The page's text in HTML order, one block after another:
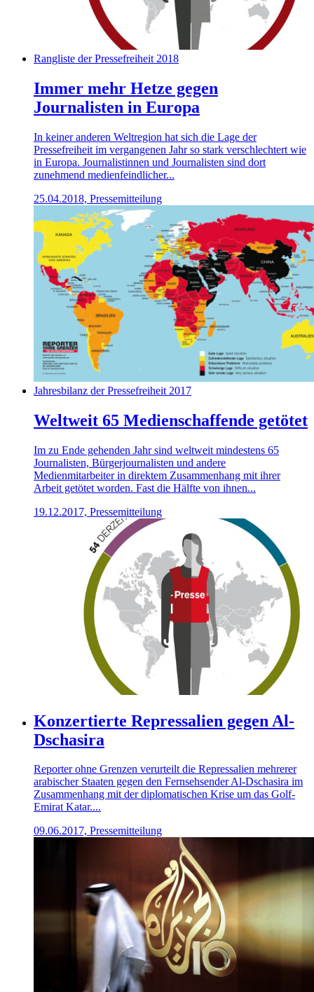
Rangliste der Pressefreiheit 2018
Immer mehr Hetze gegen
Journalisten in Europa
In keiner anderen Weltregion hat sich die Lage der
Pressefreiheit im vergangenen Jahr so stark verschlechtert wie
in Europa. Journalistinnen und Journalisten sind dort
zunehmend medienfeindlicher...
25.04.2018, Pressemitteilung
Jahresbilanz der Pressefreiheit 2017
Weltweit 65 Medienschaffende getötet
Im zu Ende gehenden Jahr sind weltweit mindestens 65
Journalisten, Bürgerjournalisten und andere
Medienmitarbeiter in direktem Zusammenhang mit ihrer
Arbeit getötet worden. Fast die Hälfte von ihnen...
19.12.2017, Pressemitteilung
Konzertierte Repressalien gegen Al-
Dschasira
Reporter ohne Grenzen verurteilt die Repressalien mehrerer
arabischer Staaten gegen den Fernsehsender Al-Dschasira im
Zusammenhang mit der diplomatischen Krise um das Golf-
Emirat Katar....
09.06.2017, Pressemitteilung